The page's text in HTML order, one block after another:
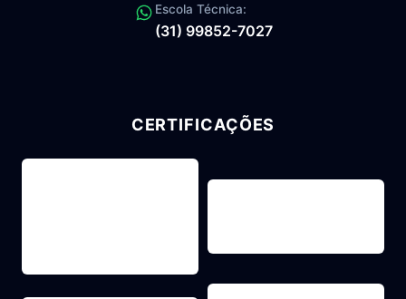
Escola Técnica:
(31) 99852-7027
CERTIFICAÇÕES